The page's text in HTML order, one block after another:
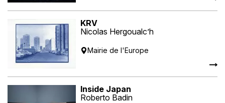
KRV
Nicolas Hergoualc’h
Mairie de l'Europe
Inside Japan
Roberto Badin